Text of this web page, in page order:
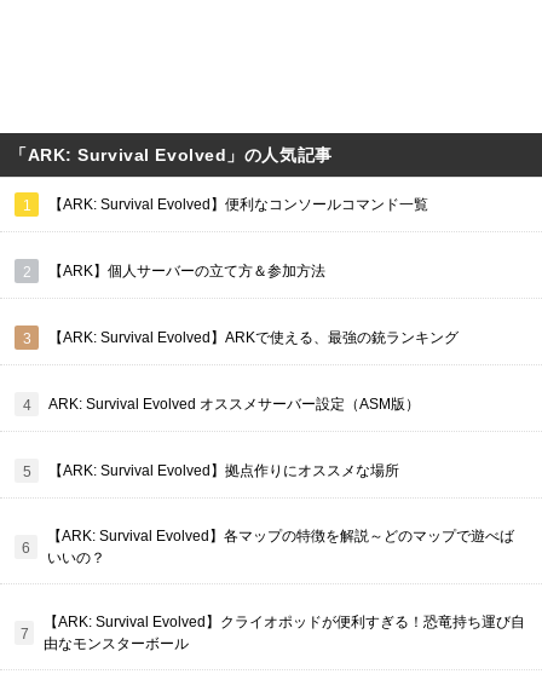
「ARK: Survival Evolved」の人気記事
【ARK: Survival Evolved】便利なコンソールコマンド一覧
【ARK】個人サーバーの立て方＆参加方法
【ARK: Survival Evolved】ARKで使える、最強の銃ランキング
ARK: Survival Evolved オススメサーバー設定（ASM版）
【ARK: Survival Evolved】拠点作りにオススメな場所
【ARK: Survival Evolved】各マップの特徴を解説～どのマップで遊べば
いいの？
【ARK: Survival Evolved】クライオポッドが便利すぎる！恐竜持ち運び自
由なモンスターボール